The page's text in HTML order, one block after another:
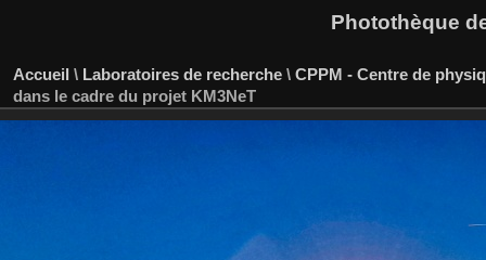
Photothèque
Accueil \ Laboratoires de recherche \ CPPM - Centre de
dans le cadre du projet KM3NeT